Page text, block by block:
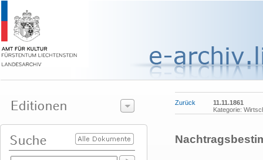
Zurück
11.11.1861
Kategorie: